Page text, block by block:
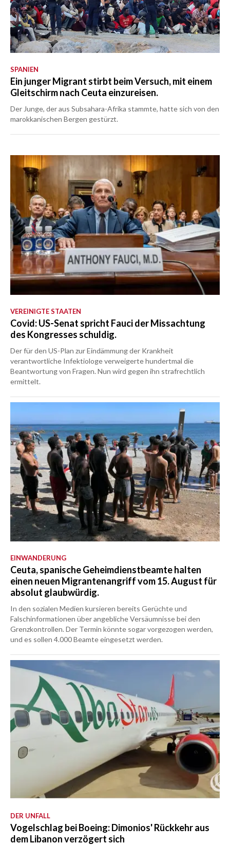
SPANIEN
Ein junger Migrant stirbt beim Versuch, mit einem
Gleitschirm nach Ceuta einzureisen.
Der Junge, der aus Subsahara-Afrika stammte, hatte sich von den
marokkanischen Bergen gestürzt.
VEREINIGTE STAATEN
Covid: US-Senat spricht Fauci der Missachtung
des Kongresses schuldig.
Der für den US-Plan zur Eindämmung der Krankheit
verantwortliche Infektiologe verweigerte hundertmal die
Beantwortung von Fragen. Nun wird gegen ihn strafrechtlich
ermittelt.
EINWANDERUNG
Ceuta, spanische Geheimdienstbeamte halten
einen neuen Migrantenangriff vom 15. August für
absolut glaubwürdig.
In den sozialen Medien kursieren bereits Gerüchte und
Falschinformationen über angebliche Versäumnisse bei den
Grenzkontrollen. Der Termin könnte sogar vorgezogen werden,
und es sollen 4.000 Beamte eingesetzt werden.
DER UNFALL
Vogelschlag bei Boeing: Dimonios' Rückkehr aus
dem Libanon verzögert sich